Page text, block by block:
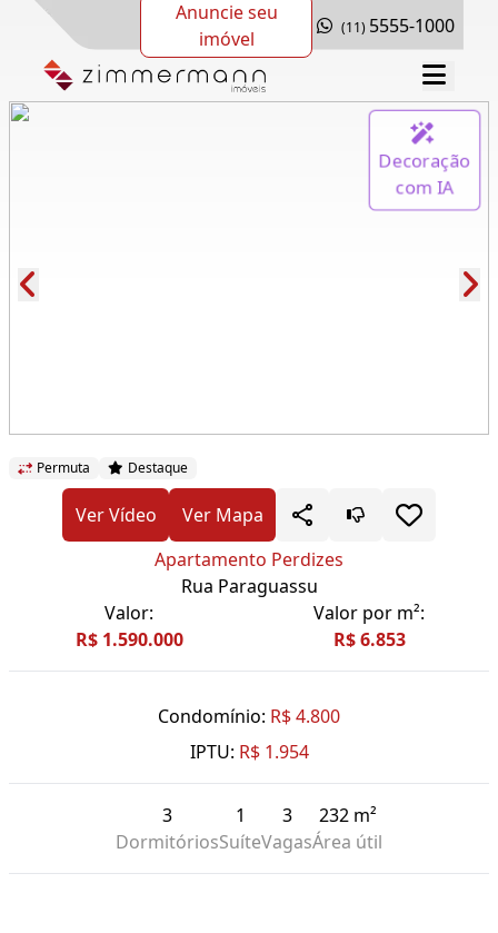
Anuncie seu
imóvel
(11) 5555-1000
Decoração
com IA
Permuta Destaque
Ver Vídeo
Ver Mapa
Apartamento Perdizes
Rua Paraguassu
Valor:
R$ 1.590.000
Valor por m²:
R$ 6.853
Condomínio: R$ 4.800
IPTU: R$ 1.954
3
Dormitórios
1
Suíte
3
Vagas
232 m²
Área útil